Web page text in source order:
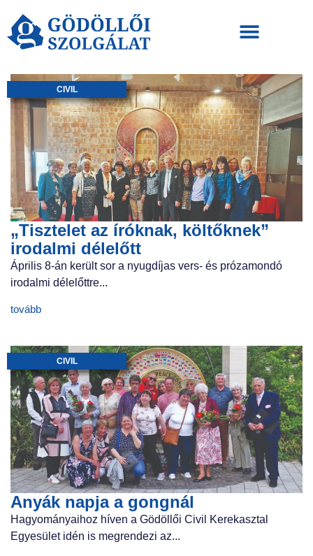
CIVIL
„Tisztelet az íróknak, költőknek”
irodalmi délelőtt
Április 8-án került sor a nyugdíjas vers- és prózamondó
irodalmi délelőttre...
tovább
CIVIL
Anyák napja a gongnál
Hagyományaihoz híven a Gödöllői Civil Kerekasztal
Egyesület idén is megrendezi az...